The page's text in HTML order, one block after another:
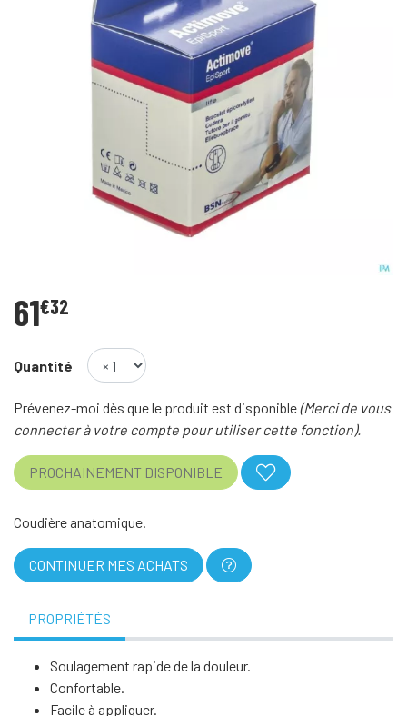
61€32
Quantité
Prévenez-moi dès que le produit est disponible(Merci de vous
connecter à votre compte pour utiliser cette fonction).
PROCHAINEMENT DISPONIBLE
Coudière anatomique.
CONTINUER MES ACHATS
PROPRIÉTÉS
Soulagement rapide de la douleur.
Confortable.
Facile à appliquer.